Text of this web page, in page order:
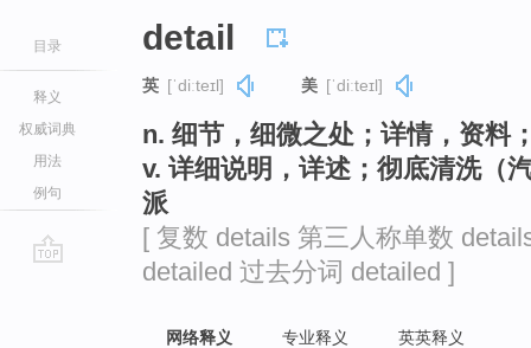
目录
释义
权威词典
用法
例句
detail
英 [ˈdiːteɪl] 美 [ˈdiːteɪl]
n. 细节，细微之处；详情，资料
v. 详细说明，详述；彻底清洗（
派
[ 复数 details 第三人称单数
detailed 过去分词 detailed ]
网络释义 专业释义 英英释义